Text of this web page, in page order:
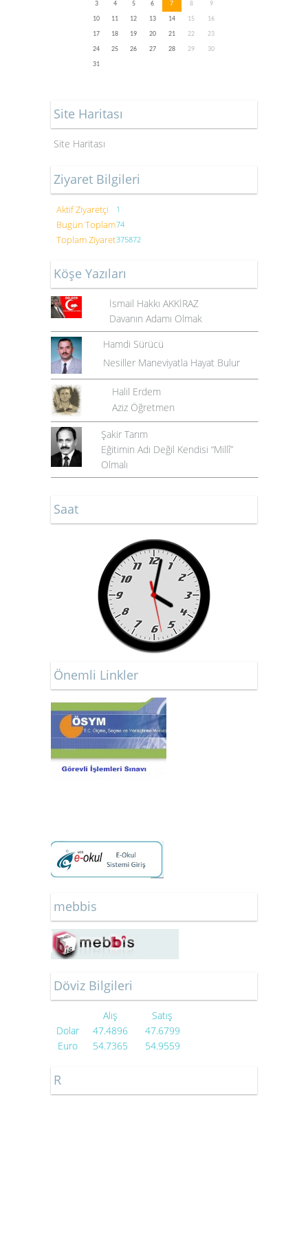
3 4 5 6 7 8
9
10
11 12 13 14 15
16
17
18 19 20 21 22
23
24
25 26 27 28 29
30
31
Site Haritası
Site Haritası
Ziyaret Bilgileri
Aktif Ziyaretçi 1
Bugün Toplam74
Toplam Ziyaret375872
Köşe Yazıları
İsmail Hakkı AKKİRAZ
Davanın Adamı Olmak
Hamdi Sürücü
Nesiller Maneviyatla Hayat Bulur
Halil Erdem
Aziz Öğretmen
Şakir Tarım
Eğitimin Adı Değil Kendisi “Millî”
Olmalı
Saat
Önemli Linkler
mebbis
Döviz Bilgileri
Alış
Satış
Dolar
47.4896
47.6799
Euro
54.7365 54.9559
R